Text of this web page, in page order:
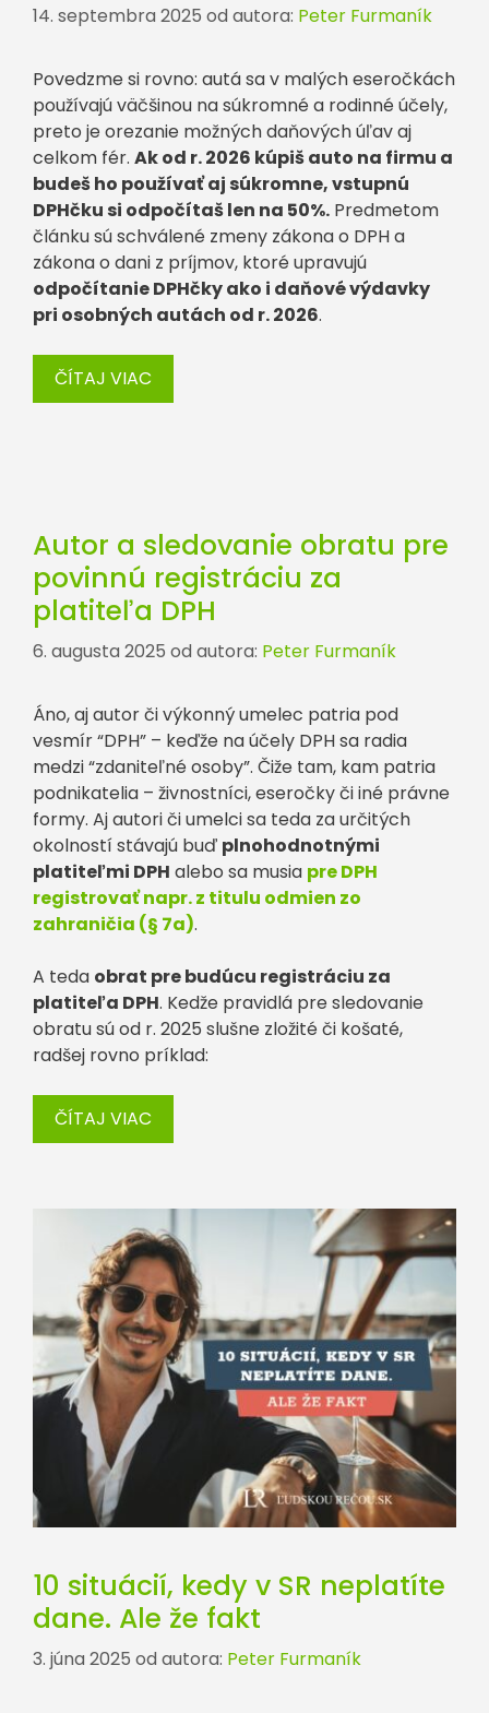
14. septembra 2025 od autora: Peter Furmaník
Povedzme si rovno: autá sa v malých eseročkách
používajú väčšinou na súkromné a rodinné účely,
preto je orezanie možných daňových úľav aj
celkom fér. Ak od r. 2026 kúpiš auto na firmu a
budeš ho používať aj súkromne, vstupnú
DPHčku si odpočítaš len na 50%. Predmetom
článku sú schválené zmeny zákona o DPH a
zákona o dani z príjmov, ktoré upravujú
odpočítanie DPHčky ako i daňové výdavky
pri osobných autách od r. 2026.
ČÍTAJ VIAC
Autor a sledovanie obratu pre
povinnú registráciu za
platiteľa DPH
6. augusta 2025 od autora: Peter Furmaník
Áno, aj autor či výkonný umelec patria pod
vesmír “DPH” – keďže na účely DPH sa radia
medzi “zdaniteľné osoby”. Čiže tam, kam patria
podnikatelia – živnostníci, eseročky či iné právne
formy. Aj autori či umelci sa teda za určitých
okolností stávajú buď plnohodnotnými
platiteľmi DPH alebo sa musia pre DPH
registrovať napr. z titulu odmien zo
zahraničia (§ 7a).
A teda obrat pre budúcu registráciu za
platiteľa DPH. Kedže pravidlá pre sledovanie
obratu sú od r. 2025 slušne zložité či košaté,
radšej rovno príklad:
ČÍTAJ VIAC
10 situácií, kedy v SR neplatíte
dane. Ale že fakt
3. júna 2025 od autora: Peter Furmaník